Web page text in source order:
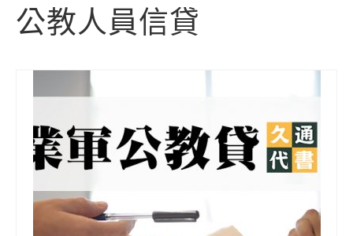
房屋貸款
信用貸款
代書貸款
銀行貸款
其他貸款
申貸Q&A
公教人員信貸